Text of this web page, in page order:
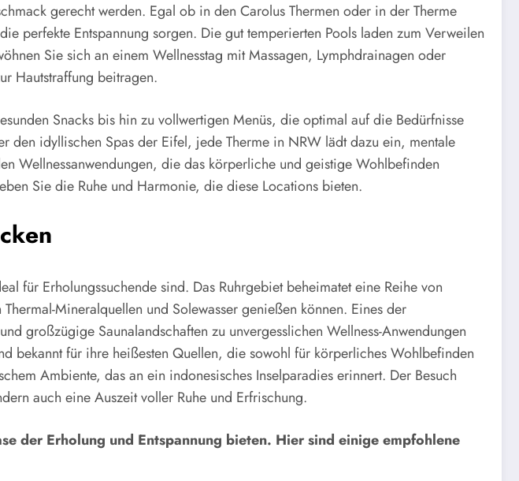
gerecht werden. Egal ob in den Carolus Thermen oder in der Therme
perfekte Entspannung sorgen. Die gut temperierten Pools laden zum Verweilen
Sie sich an einem Wellnesstag mit Massagen, Lymphdrainagen oder
Hautstraffung beitragen.
Snacks bis hin zu vollwertigen Menüs, die optimal auf die Bedürfnisse
den idyllischen Spas der Eifel, jede Therme in NRW lädt dazu ein, mentale
Wellnessanwendungen, die das körperliche und geistige Wohlbefinden
Sie die Ruhe und Harmonie, die diese Locations bieten.
für Erholungssuchende sind. Das Ruhrgebiet beheimatet eine Reihe von
Mineralquellen und Solewasser genießen können. Eines der
großzügige Saunalandschaften zu unvergesslichen Wellness-Anwendungen
bekannt für ihre heißesten Quellen, die sowohl für körperliches Wohlbefinden
Ambiente, das an ein indonesisches Inselparadies erinnert. Der Besuch
auch eine Auszeit voller Ruhe und Erfrischung.
der Erholung und Entspannung bieten. Hier sind einige empfohlene